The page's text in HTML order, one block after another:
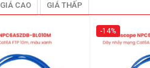
GIÁ CAO GIÁ THẤP
-14%